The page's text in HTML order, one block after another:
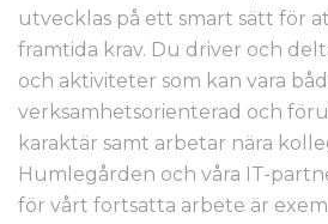
utvecklas på ett smart sätt för
framtida krav. Du driver och
och aktiviteter som kan vara
verksamhetsorienterad och
karaktär samt arbetar nära
Humlegården och våra IT-
för vårt fortsatta arbete är